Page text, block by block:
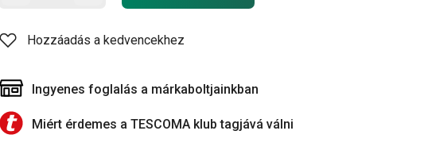
Hozzáadás a kedvencekhez
Ingyenes foglalás a márkaboltjainkban
Miért érdemes a TESCOMA klub tagjává válni